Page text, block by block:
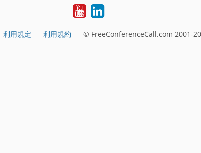
YouTubeLinkedIn
利用規定 利用規約 © FreeConferenceCall.com 2001-